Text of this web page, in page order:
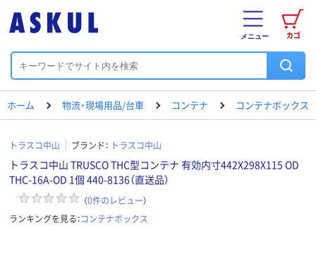
カゴ
メニュー
ホーム 物流・現場用品/台車 コンテナ コンテナボックス
トラスコ中山 ブランド： トラスコ中山
トラスコ中山 TRUSCO THC型コンテナ 有効内寸442X298X115 OD
THC-16A-OD 1個 440-8136（直送品）
（0件のレビュー）
ランキングを見る：コンテナボックス